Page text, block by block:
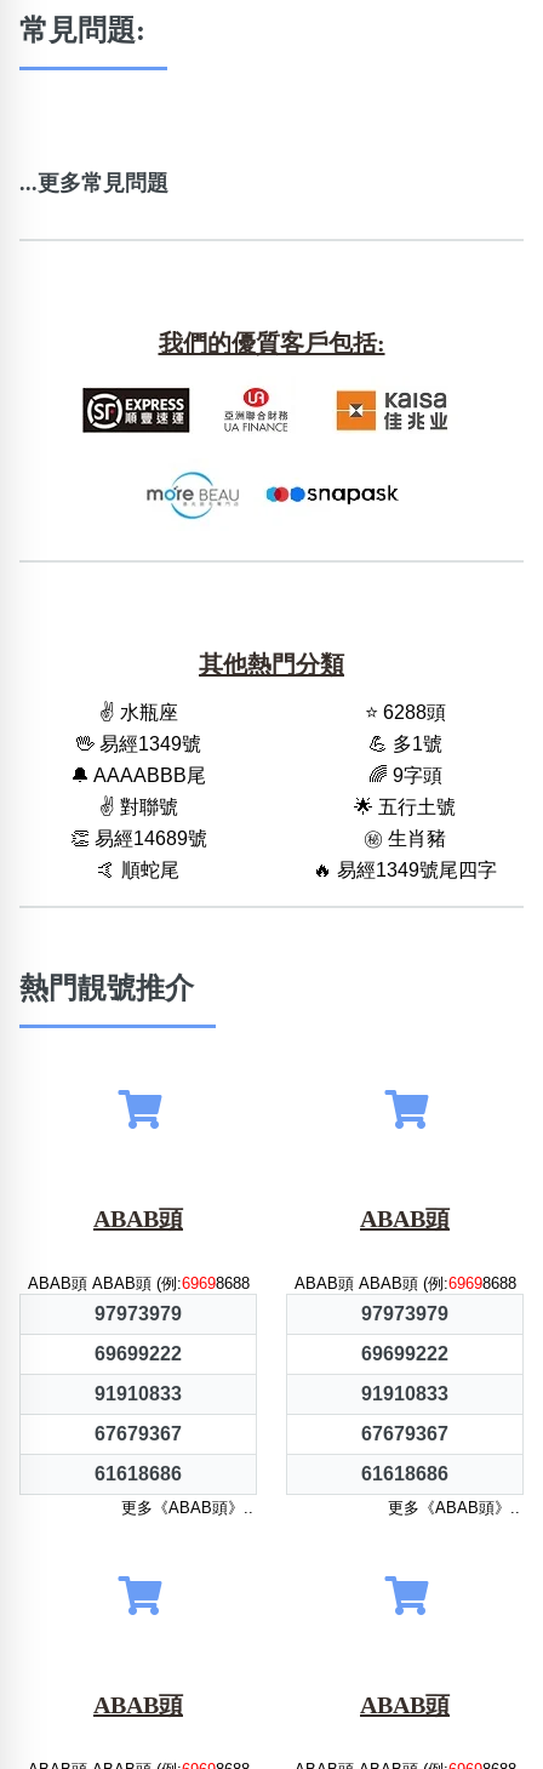
常見問題:
...更多常見問題
我們的優質客戶包括:
其他熱門分類
✌️ 水瓶座
⭐️ 6288頭
🖖 易經1349號
💪 多1號
🔔 AAAABBB尾
🌈 9字頭
✌️ 對聯號
🌟 五行土號
👏 易經14689號
㊙️ 生肖豬
🤙 順蛇尾
🔥 易經1349號尾四字
熱門靚號推介
ABAB頭
ABAB頭 ABAB頭 (例:69698688
97973979
69699222
91910833
67679367
61618686
更多《ABAB頭》..
ABAB頭
ABAB頭 ABAB頭 (例:69698688
97973979
69699222
91910833
67679367
61618686
更多《ABAB頭》..
ABAB頭 ABAB頭